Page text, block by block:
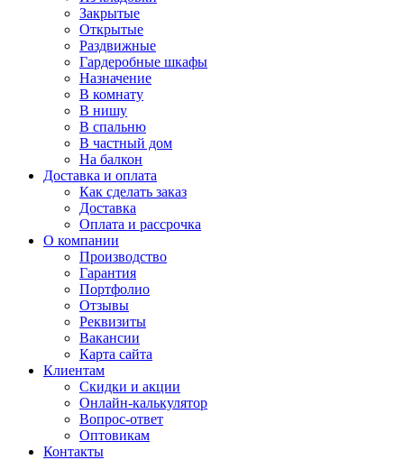
Закрытые
Открытые
Раздвижные
Гардеробные шкафы
Назначение
В комнату
В нишу
В спальню
В частный дом
На балкон
Доставка и оплата
Как сделать заказ
Доставка
Оплата и рассрочка
О компании
Производство
Гарантия
Портфолио
Отзывы
Реквизиты
Вакансии
Карта сайта
Клиентам
Скидки и акции
Онлайн-калькулятор
Вопрос-ответ
Оптовикам
Контакты